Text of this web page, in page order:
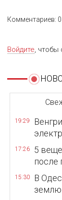
Комментариев: 0
Войдите, чтобы
19:29
17:26
5
после
15:30
В
землю